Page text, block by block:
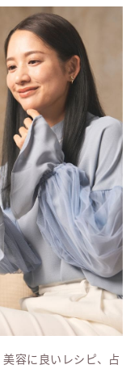
容に良いレシピ、占